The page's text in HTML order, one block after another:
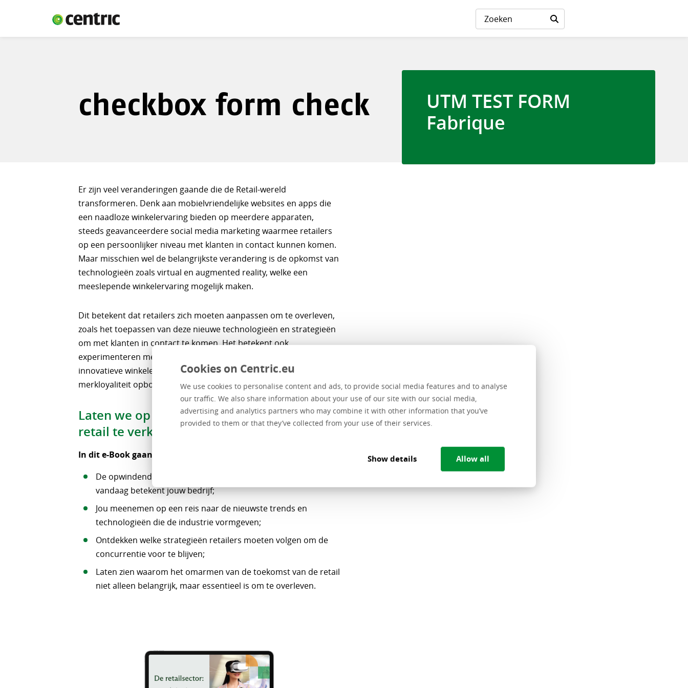
Cookies on Centric.eu
We use cookies to personalise content and ads, to provide social media features and to analyse
our traffic. We also share information about your use of our site with our social media,
advertising and analytics partners who may combine it with other information that you’ve
provided to them or that they’ve collected from your use of their services.
Show details Allow all
checkbox form check
Er zijn veel veranderingen gaande die de Retail-wereld
transformeren. Denk aan mobielvriendelijke websites en apps die
een naadloze winkelervaring bieden op meerdere apparaten,
steeds geavanceerdere social media marketing waarmee retailers
op een persoonlijker niveau met klanten in contact kunnen komen.
Maar misschien wel de belangrijkste verandering is de opkomst van
technologieën zoals virtual en augmented reality, welke een
meeslepende winkelervaring mogelijk maken.
Dit betekent dat retailers zich moeten aanpassen om te overleven,
zoals het toepassen van deze nieuwe technologieën en strategieën
om met klanten in contact te komen. Het betekent ook
experimenteren met nieuwe benaderingen en het creëren van
innovatieve winkelervaringen die klanten boeien en blijvende
merkloyaliteit opbouwen.
Laten we op reis gaan om de toekomst van
retail te verkennen
In dit e-Book gaan we:
De opwindende toekomst van retail verkennen en wat dit
vandaag betekent jouw bedrijf;
Jou meenemen op een reis naar de nieuwste trends en
technologieën die de industrie vormgeven;
Ontdekken welke strategieën retailers moeten volgen om de
concurrentie voor te blijven;
Laten zien waarom het omarmen van de toekomst van de retail
niet alleen belangrijk, maar essentieel is om te overleven.
UTM TEST FORM
Fabrique